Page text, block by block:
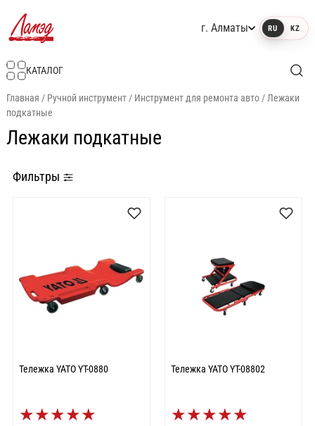
г. Алматы RU KZ
КАТАЛОГ
Главная / Ручной инструмент/ Инструмент для ремонта авто/ Лежаки
подкатные
Лежаки подкатные
Фильтры
Тележка YATO YT-0880
★★★★★
Тележка YATO YT-08802
★★★★★